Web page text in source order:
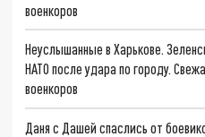
военкоров
Неуслышанные в Харькове.
НАТО после удара по городу.
военкоров
Даня с Дашей спаслись от